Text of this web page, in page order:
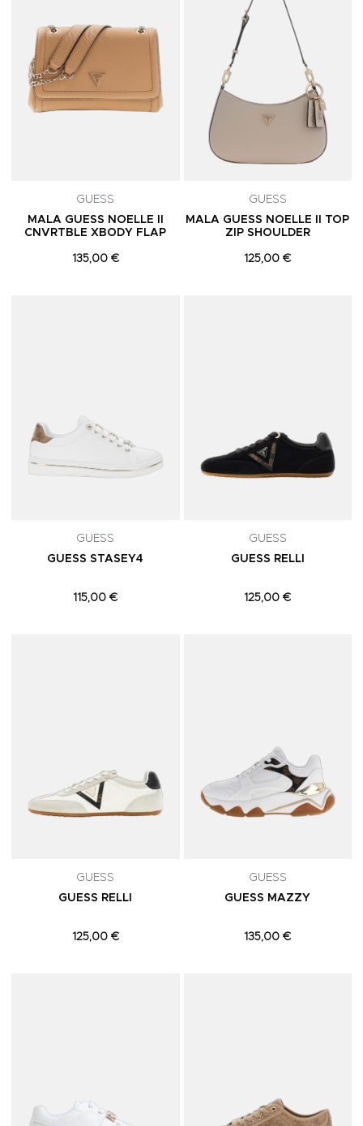
GUESS
MALA GUESS NOELLE II
CNVRTBLE XBODY FLAP
135,00 €
GUESS
MALA GUESS NOELLE II TOP
ZIP SHOULDER
125,00 €
GUESS
GUESS STASEY4
115,00 €
GUESS
GUESS RELLI
125,00 €
GUESS
GUESS RELLI
125,00 €
GUESS
GUESS MAZZY
135,00 €